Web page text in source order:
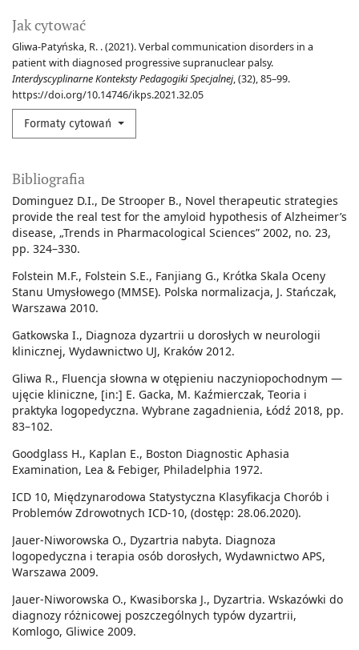
Jak cytować
Gliwa-Patyńska, R. . (2021). Verbal communication disorders in a
patient with diagnosed progressive supranuclear palsy.
Interdyscyplinarne Konteksty Pedagogiki Specjalnej, (32), 85–99.
https://doi.org/10.14746/ikps.2021.32.05
Formaty cytowań
Bibliografia
Dominguez D.I., De Strooper B., Novel therapeutic strategies
provide the real test for the amyloid hypothesis of Alzheimer’s
disease, „Trends in Pharmacological Sciences” 2002, no. 23,
pp. 324–330.
Folstein M.F., Folstein S.E., Fanjiang G., Krótka Skala Oceny
Stanu Umysłowego (MMSE). Polska normalizacja, J. Stańczak,
Warszawa 2010.
Gatkowska I., Diagnoza dyzartrii u dorosłych w neurologii
klinicznej, Wydawnictwo UJ, Kraków 2012.
Gliwa R., Fluencja słowna w otępieniu naczyniopochodnym —
ujęcie kliniczne, [in:] E. Gacka, M. Kaźmierczak, Teoria i
praktyka logopedyczna. Wybrane zagadnienia, Łódź 2018, pp.
83–102.
Goodglass H., Kaplan E., Boston Diagnostic Aphasia
Examination, Lea & Febiger, Philadelphia 1972.
ICD 10, Międzynarodowa Statystyczna Klasyfikacja Chorób i
Problemów Zdrowotnych ICD-10, (dostęp: 28.06.2020).
Jauer-Niworowska O., Dyzartria nabyta. Diagnoza
logopedyczna i terapia osób dorosłych, Wydawnictwo APS,
Warszawa 2009.
Jauer-Niworowska O., Kwasiborska J., Dyzartria. Wskazówki do
diagnozy różnicowej poszczególnych typów dyzartrii,
Komlogo, Gliwice 2009.